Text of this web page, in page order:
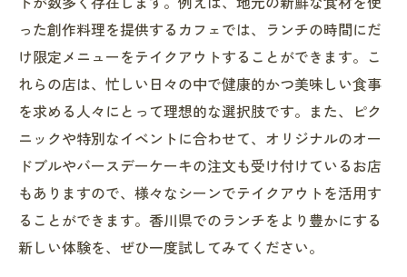
トが数多く存在します。例えば、地元の新鮮な食材を使
った創作料理を提供するカフェでは、ランチの時間にだ
け限定メニューをテイクアウトすることができます。こ
れらの店は、忙しい日々の中で健康的かつ美味しい食事
を求める人々にとって理想的な選択肢です。また、ピク
ニックや特別なイベントに合わせて、オリジナルのオー
ドブルやバースデーケーキの注文も受け付けているお店
もありますので、様々なシーンでテイクアウトを活用す
ることができます。香川県でのランチをより豊かにする
新しい体験を、ぜひ一度試してみてください。